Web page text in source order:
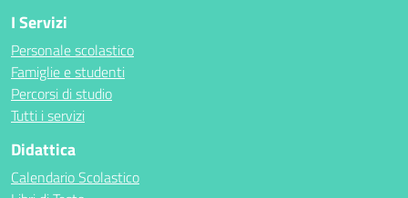
I Servizi
Personale scolastico
Famiglie e studenti
Percorsi di studio
Tutti i servizi
Didattica
Calendario Scolastico